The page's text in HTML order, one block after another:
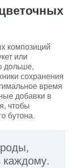
композиций
или
дольше,
сохранения
время
добавки в
чтобы
бутона.
каждому.